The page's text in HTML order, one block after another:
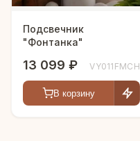
Подсвечник
"Фонтанка"
13 099 ₽ VY011FMCH
В корзину